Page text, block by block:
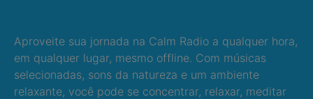
Aproveite sua jornada na Calm Radio a qualquer hora,
em qualquer lugar, mesmo offline. Com músicas
selecionadas, sons da natureza e um ambiente
relaxante, você pode se concentrar, relaxar, meditar